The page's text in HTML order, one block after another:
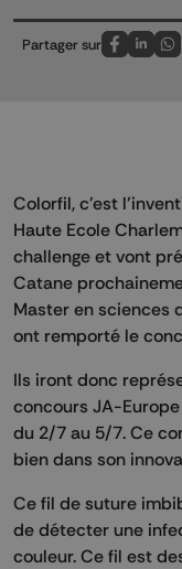
Partager sur
Partagez
Colorfil, c'est
Haute Ecole
challenge et vont
Catane
Master en sciences
ont remporté le
Ils iront donc
concours JA-
du 2/7 au 5/7. Ce
bien dans son
Ce fil de suture
de détecter une
couleur. Ce fil est